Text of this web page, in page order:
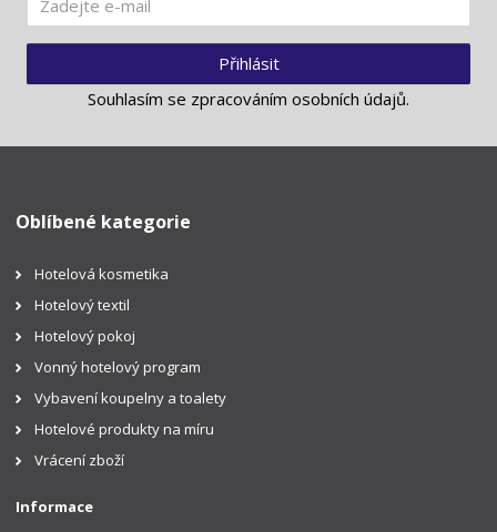
Přihlásit
Souhlasím se zpracováním osobních údajů.
Oblíbené kategorie
Hotelová kosmetika
Hotelový textil
Hotelový pokoj
Vonný hotelový program
Vybavení koupelny a toalety
Hotelové produkty na míru
Vrácení zboží
Informace